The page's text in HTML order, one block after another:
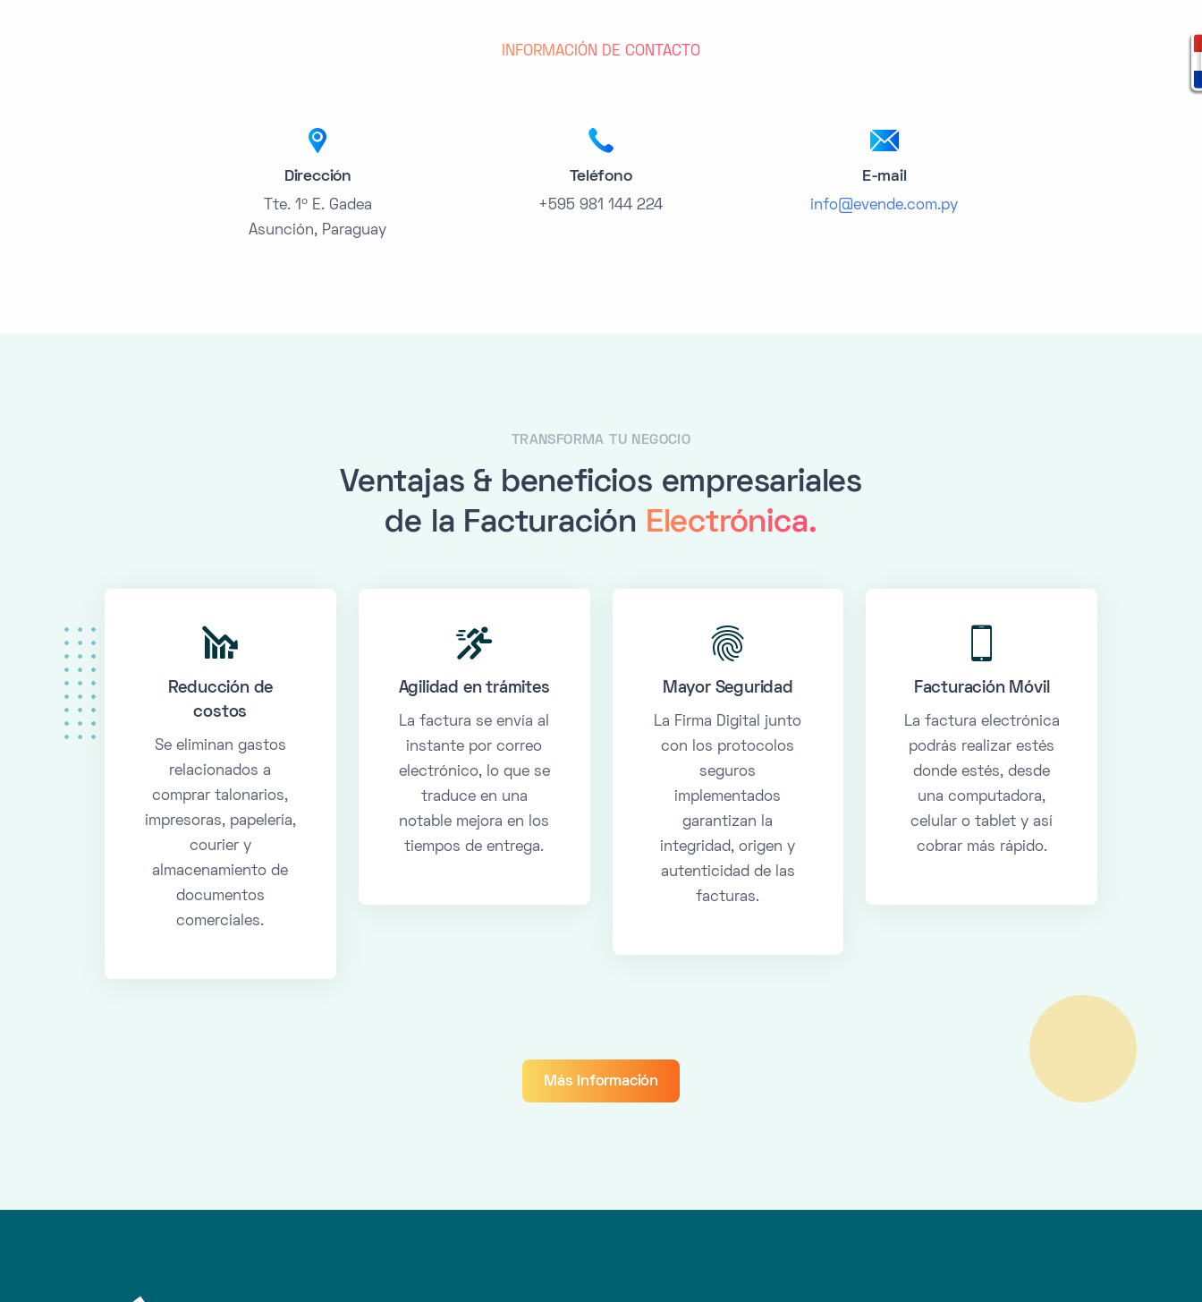
INFORMACIÓN DE CONTACTO
Dirección
Tte. 1º E. Gadea
Asunción, Paraguay
Teléfono
+595 981 144 224
E-mail
info@evende.com.py
TRANSFORMA TU NEGOCIO
Ventajas & beneficios empresariales
de la Facturación Electrónica.
Reducción de
costos
Se eliminan gastos
relacionados a
comprar talonarios,
impresoras, papelería,
courier y
almacenamiento de
documentos
comerciales.
Agilidad en trámites
La factura se envía al
instante por correo
electrónico, lo que se
traduce en una
notable mejora en los
tiempos de entrega.
Mayor Seguridad
La Firma Digital junto
con los protocolos
seguros
implementados
garantizan la
integridad, origen y
autenticidad de las
facturas.
Facturación Móvil
La factura electrónica
podrás realizar estés
donde estés, desde
una computadora,
celular o tablet y así
cobrar más rápido.
Más Información